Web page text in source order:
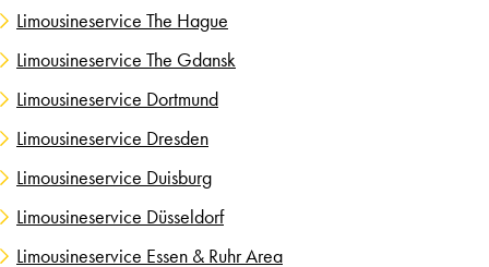
Limousineservice The Hague
Limousineservice The Gdansk
Limousineservice Dortmund
Limousineservice Dresden
Limousineservice Duisburg
Limousineservice Düsseldorf
Limousineservice Essen & Ruhr Area